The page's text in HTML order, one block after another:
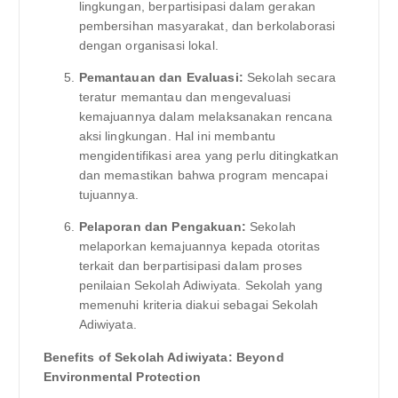
lingkungan, berpartisipasi dalam gerakan
pembersihan masyarakat, dan berkolaborasi
dengan organisasi lokal.
Pemantauan dan Evaluasi: Sekolah secara
teratur memantau dan mengevaluasi
kemajuannya dalam melaksanakan rencana
aksi lingkungan. Hal ini membantu
mengidentifikasi area yang perlu ditingkatkan
dan memastikan bahwa program mencapai
tujuannya.
Pelaporan dan Pengakuan: Sekolah
melaporkan kemajuannya kepada otoritas
terkait dan berpartisipasi dalam proses
penilaian Sekolah Adiwiyata. Sekolah yang
memenuhi kriteria diakui sebagai Sekolah
Adiwiyata.
Benefits of Sekolah Adiwiyata: Beyond
Environmental Protection